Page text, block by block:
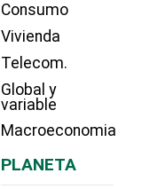
Consumo
Vivienda
Telecom.
Global y
variable
Macroeconomia
PLANETA